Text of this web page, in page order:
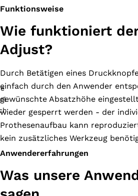
Funktionsweise
Wie funktioniert
Adjust?
Durch Betätigen eines
einfach durch den Anwender
gewünschte Absatzhöhe
wieder gesperrt werden - der
Prothesenaufbau kann
kein zusätzliches Werkzeug
Anwendererfahrungen
Was unsere